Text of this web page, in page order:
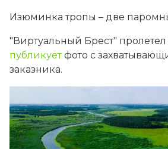
Изюминка тропы – две
"Виртуальный Брест"
публикуетфото с
заказника.